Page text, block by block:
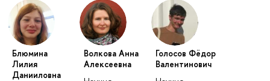
Блюмина
Лилия
Данииловна
Волкова Анна
Алексеевна
Голосов Фёдор
Валентинович